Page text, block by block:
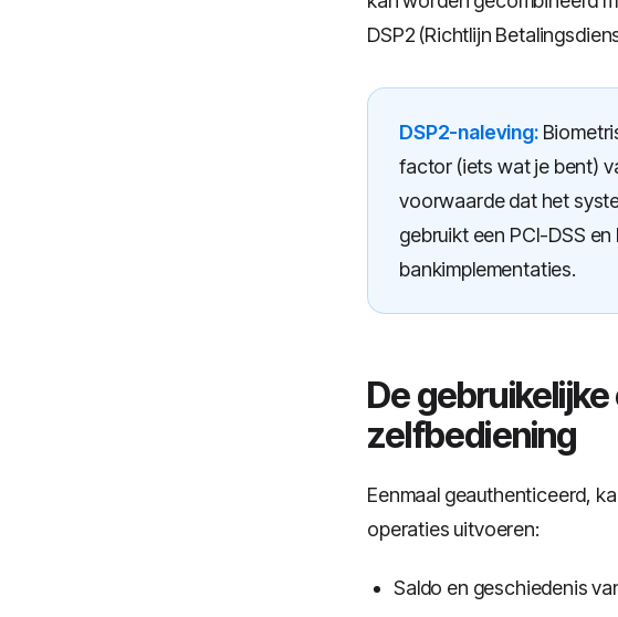
DSP2 (Richtlijn
DSP2-naleving:
factor (iets wat je bent)
voorwaarde dat het
gebruikt een PCI-DSS
bankimplementaties.
De
zelfbediening
Eenmaal geauthenticeerd,
operaties uitvoeren:
Saldo en geschiedenis